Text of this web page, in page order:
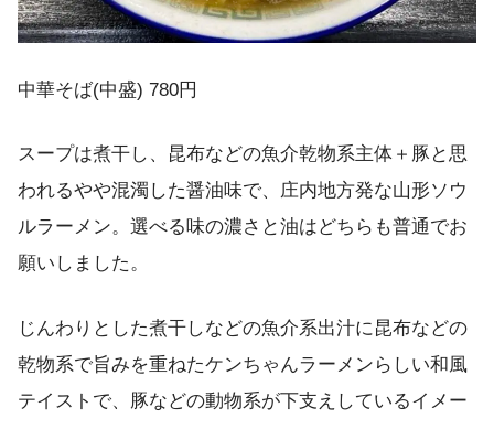
中華そば(中盛) 780円
スープは煮干し、昆布などの魚介乾物系主体＋豚と思
われるやや混濁した醤油味で、庄内地方発な山形ソウ
ルラーメン。選べる味の濃さと油はどちらも普通でお
願いしました。
じんわりとした煮干しなどの魚介系出汁に昆布などの
乾物系で旨みを重ねたケンちゃんラーメンらしい和風
テイストで、豚などの動物系が下支えしているイメー